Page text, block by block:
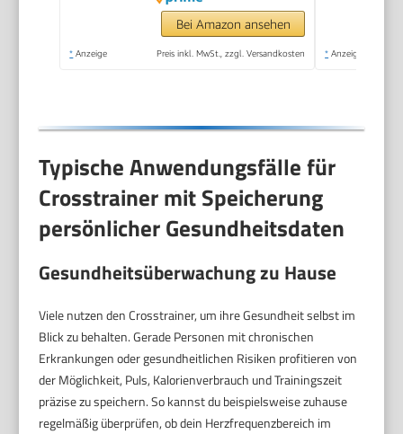
Magnetwiderstand,
16 Stufen,
Bei Amazon ansehen
* Anzeige Preis inkl. MwSt., zzgl. Versandkosten * Anzeige
Typische Anwendungsfälle für
Crosstrainer mit Speicherung
persönlicher Gesundheitsdaten
Gesundheitsüberwachung zu Hause
Viele nutzen den Crosstrainer, um ihre Gesundheit selbst im
Blick zu behalten. Gerade Personen mit chronischen
Erkrankungen oder gesundheitlichen Risiken profitieren von
der Möglichkeit, Puls, Kalorienverbrauch und Trainingszeit
präzise zu speichern. So kannst du beispielsweise zuhause
regelmäßig überprüfen, ob dein Herzfrequenzbereich im